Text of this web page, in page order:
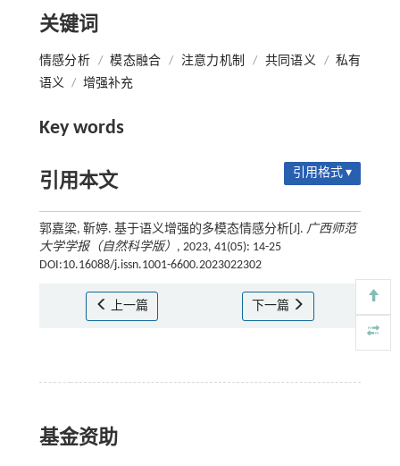
关键词
情感分析 / 模态融合 / 注意力机制 / 共同语义 / 私有
语义 / 增强补充
Key words
引用本文 引用格式 ▾
郭嘉梁, 靳婷. 基于语义增强的多模态情感分析[J]. 广西师范
大学学报（自然科学版） , 2023, 41(05): 14-25
DOI:10.16088/j.issn.1001-6600.2023022302
上一篇 下一篇
基金资助